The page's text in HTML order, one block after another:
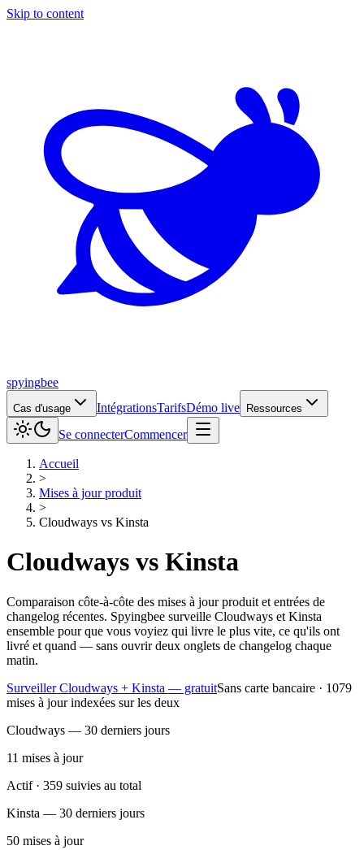
Skip to content
spyingbee
Cas d'usage IntégrationsTarifsDémo live Ressources
Se connecterCommencer
Accueil
>
Mises à jour produit
>
Cloudways vs Kinsta
Cloudways vs Kinsta
Comparaison côte-à-côte des mises à jour produit et entrées de
changelog récentes. Spyingbee surveille Cloudways et Kinsta
ensemble pour que vous voyiez qui livre le plus vite, ce qu'ils ont
livré et quand — sans ouvrir deux onglets de changelog chaque
matin.
Surveiller Cloudways + Kinsta — gratuitSans carte bancaire · 1079
mises à jour indexées sur les deux
Cloudways — 30 derniers jours
11 mises à jour
Actif · 359 suivies au total
Kinsta — 30 derniers jours
50 mises à jour